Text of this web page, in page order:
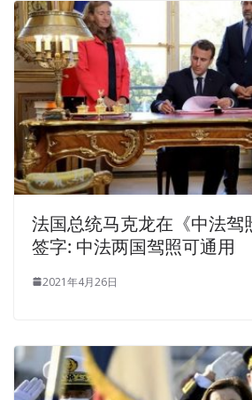
法国总统马克龙在《中法驾
签字: 中法两国驾照可通用
2021年4月26日